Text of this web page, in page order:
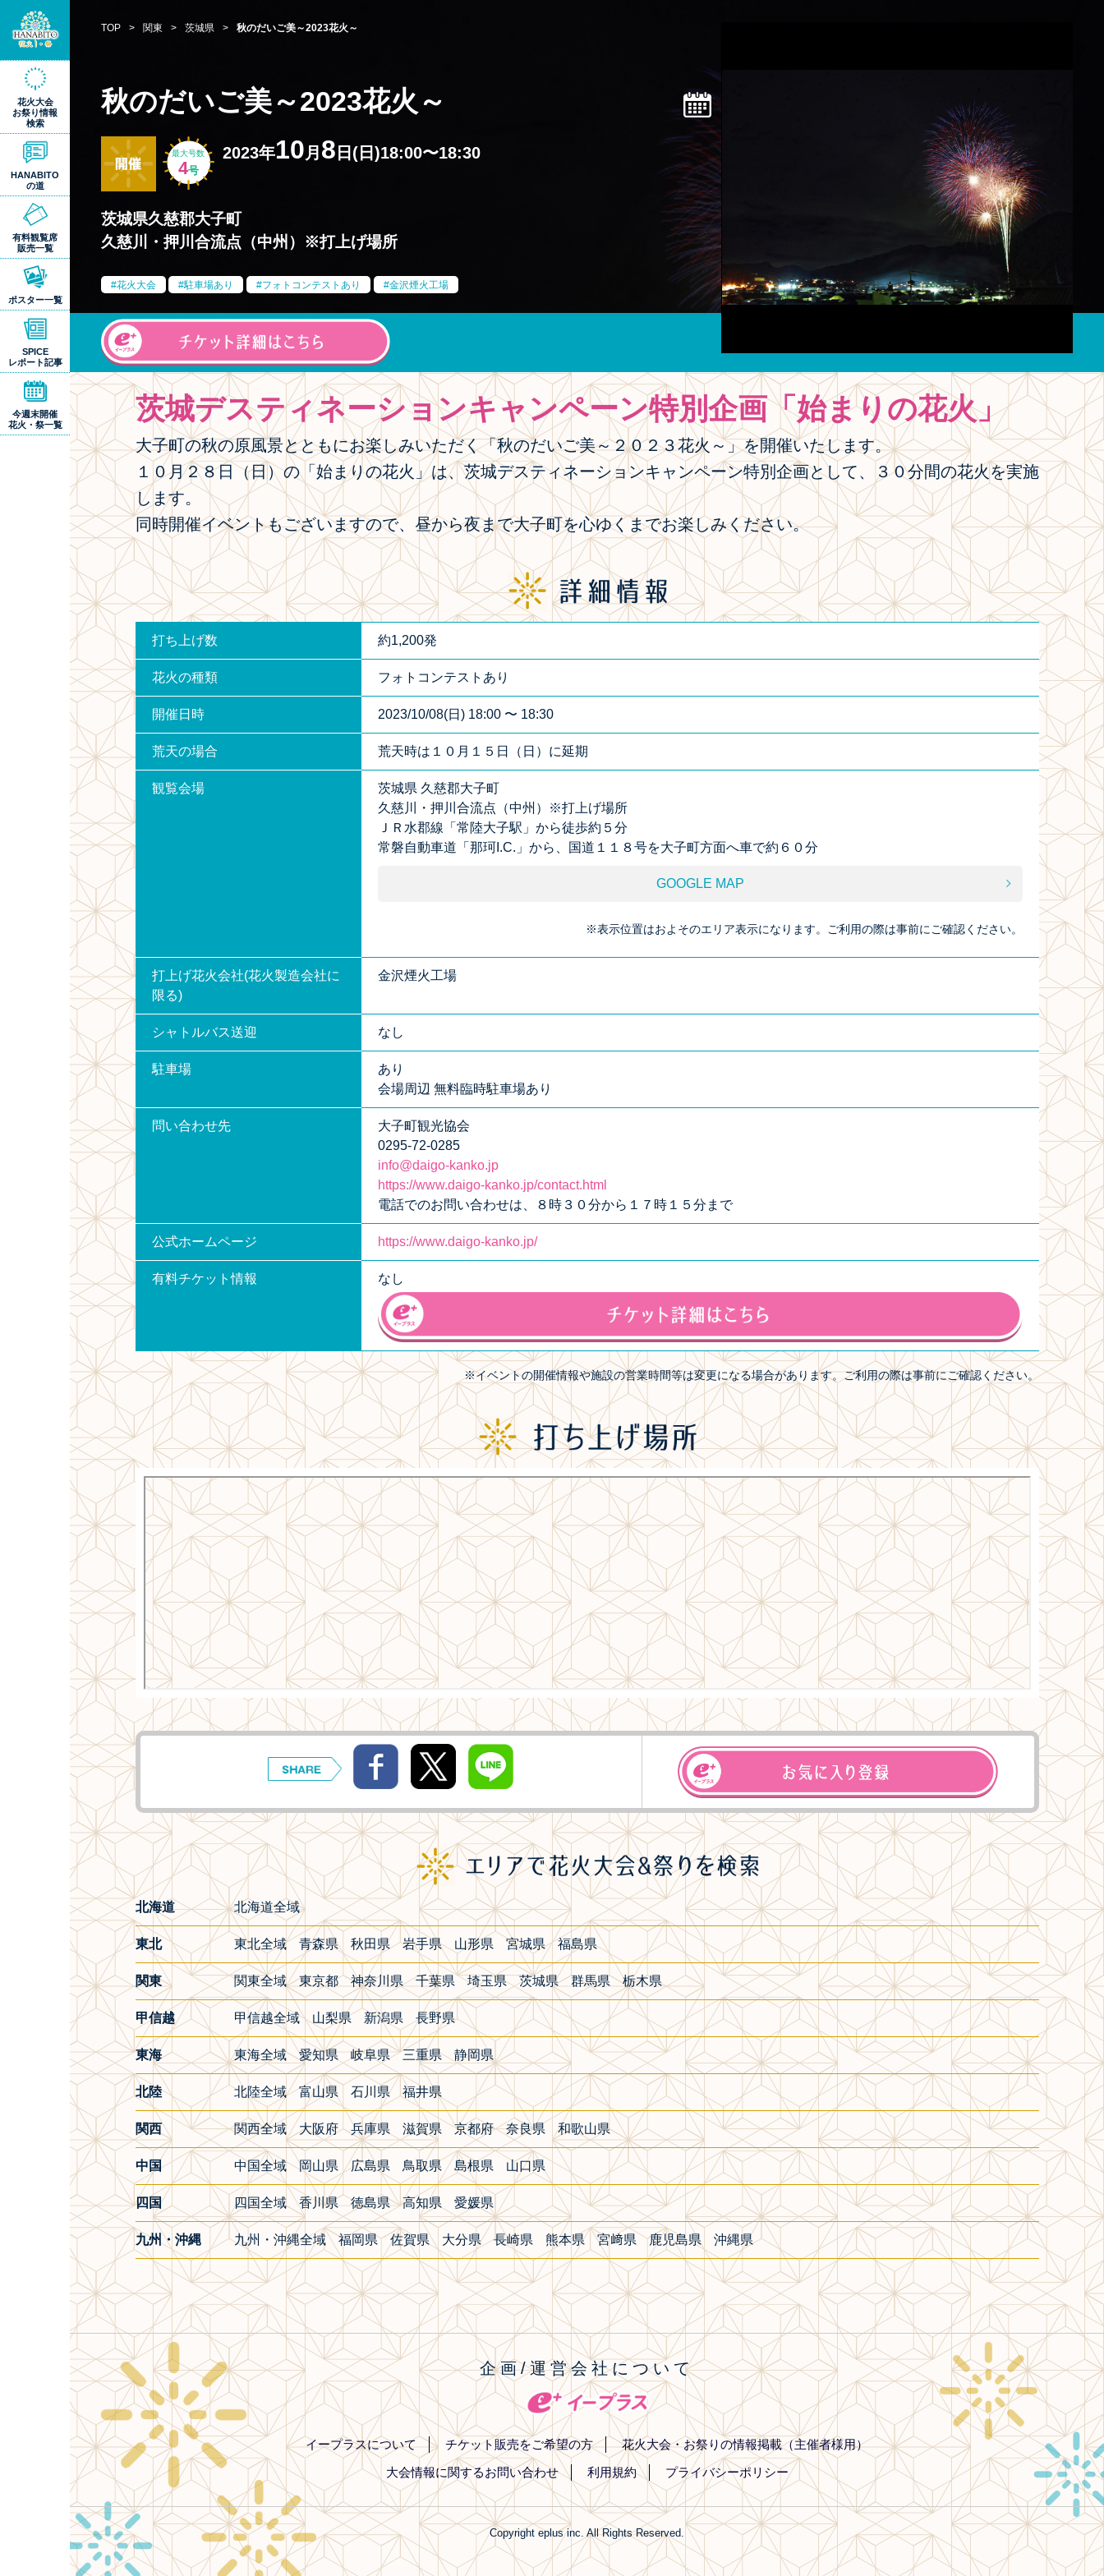
花火大会
お祭り情報
検索
HANABITO
の道
有料観覧席
販売一覧
ポスター一覧
SPICE
レポート記事
今週末開催
花火・祭一覧
TOP > 関東 > 茨城県 > 秋のだいご美～2023花火～
秋のだいご美～2023花火～
最大号数
4号
2023年10 月 8 日(日)18:00〜18:30
茨城県久慈郡大子町
久慈川・押川合流点（中州）※打上げ場所
花火大会 駐車場あり フォトコンテストあり 金沢煙火工場
茨城デスティネーションキャンペーン特別企画「始まりの花火」
大子町の秋の原風景とともにお楽しみいただく「秋のだいご美～２０２３花火～」を開催いたします。
１０月２８日（日）の「始まりの花火」は、茨城デスティネーションキャンペーン特別企画として、３０分間の花火を実施
します。
同時開催イベントもございますので、昼から夜まで大子町を心ゆくまでお楽しみください。
打ち上げ数 約1,200発
花火の種類 フォトコンテストあり
開催日時 2023/10/08(日) 18:00 〜 18:30
荒天の場合 荒天時は１０月１５日（日）に延期
観覧会場
茨城県 久慈郡大子町
久慈川・押川合流点（中州）※打上げ場所
ＪＲ水郡線「常陸大子駅」から徒歩約５分
常磐自動車道「那珂I.C.」から、国道１１８号を大子町方面へ車で約６０分
GOOGLE MAP
※表示位置はおよそのエリア表示になります。ご利用の際は事前にご確認ください。
打上げ花火会社(花火製造会社に
限る)
金沢煙火工場
シャトルバス送迎 なし
駐車場
あり
会場周辺 無料臨時駐車場あり
問い合わせ先
大子町観光協会
0295-72-0285
info@daigo-kanko.jp
https://www.daigo-kanko.jp/contact.html
電話でのお問い合わせは、８時３０分から１７時１５分まで
公式ホームページ https://www.daigo-kanko.jp/
有料チケット情報 なし
※イベントの開催情報や施設の営業時間等は変更になる場合があります。ご利用の際は事前にご確認ください。
北海道 北海道全域
東北 東北全域 青森県 秋田県 岩手県 山形県 宮城県 福島県
関東 関東全域 東京都 神奈川県 千葉県 埼玉県 茨城県 群馬県 栃木県
甲信越 甲信越全域 山梨県 新潟県 長野県
東海 東海全域 愛知県 岐阜県 三重県 静岡県
北陸 北陸全域 富山県 石川県 福井県
関西 関西全域 大阪府 兵庫県 滋賀県 京都府 奈良県 和歌山県
中国 中国全域 岡山県 広島県 鳥取県 島根県 山口県
四国 四国全域 香川県 徳島県 高知県 愛媛県
九州・沖縄 九州・沖縄全域 福岡県 佐賀県 大分県 長崎県 熊本県 宮﨑県 鹿児島県 沖縄県
企画/運営会社について
イープラスについて チケット販売をご希望の方
花火大会・お祭りの情報掲載（主催者様用）
大会情報に関するお問い合わせ
利用規約 プライバシーポリシー
Copyright eplus inc. All Rights Reserved.